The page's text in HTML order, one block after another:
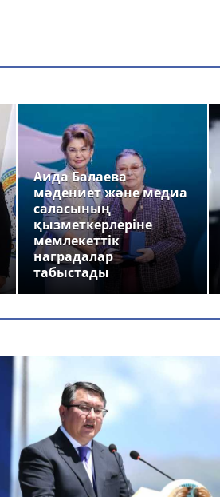
Аида Балаева
мәдениет және медиа
саласының
қызметкерлеріне
мемлекеттік
наградалар
табыстады